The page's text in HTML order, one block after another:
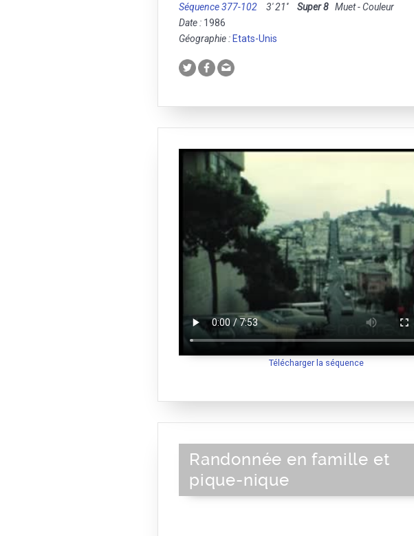
Séquence 377-102 3' 21'' Super 8 Muet - Couleur
Date : 1986
Géographie : Etats-Unis
Télécharger la séquence
Randonnée en famille et
pique-nique